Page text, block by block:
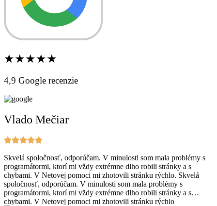
★★★★★
4,9 Google recenzie
Vlado Mečiar
Skvelá spoločnosť, odporúčam. V minulosti som mala problémy s
programátormi, ktorí mi vždy extrémne dlho robili stránky a s
chybami. V Netovej pomoci mi zhotovili stránku rýchlo. Skvelá
spoločnosť, odporúčam. V minulosti som mala problémy s
programátormi, ktorí mi vždy extrémne dlho robili stránky a s
chybami. V Netovej pomoci mi zhotovili stránku rýchlo